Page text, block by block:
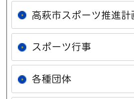
高萩市スポーツ推進計
スポーツ行事
各種団体